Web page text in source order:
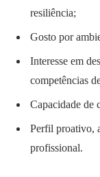
resiliência;
Gosto por
Interesse em
competências
Capacidade de
Perfil proativo,
profissional.